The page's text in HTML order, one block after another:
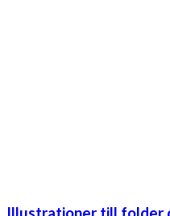
Illustrationer till folder